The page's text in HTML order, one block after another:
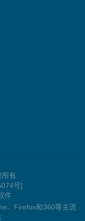
所有
号]
件
、Firefox和360等主流